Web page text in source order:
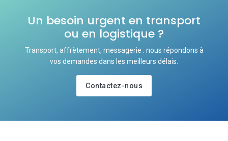
Un besoin urgent en transport
ou en logistique ?
Transport, affrètement, messagerie : nous répondons à
vos demandes dans les meilleurs délais.
Contactez-nous